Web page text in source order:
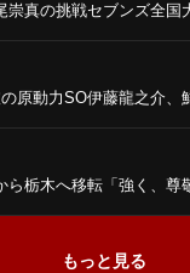
崇真の挑戦セブンズ全国
原動力SO伊藤龍之介、
ら栃木へ移転「強く、尊
もっと見る